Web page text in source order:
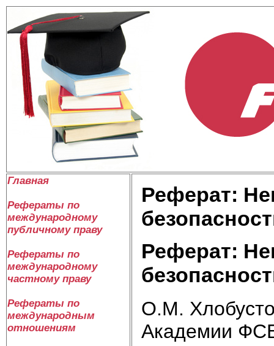
Главная
Рефераты по
международному
публичному праву
Рефераты по
международному
частному праву
Рефераты по
международным
отношениям
Реферат:
Реферат:
О.М.
Академии